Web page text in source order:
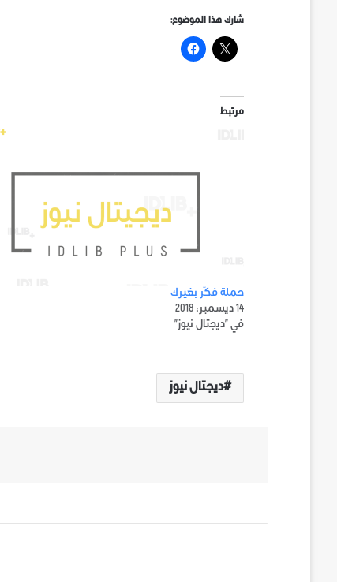
شارك هذا الموضوع:
مرتبط
حملة فكّر بغيرك
14 ديسمبر، 2018
في "ديجتال نيوز"
ديجتال نيوز